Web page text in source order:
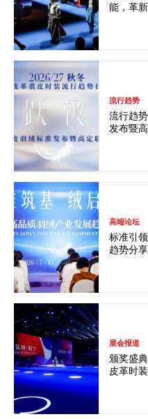
能，革
流行趋势
流行趋
发布暨
高端论坛
标准引
趋势分
展会报道
颁奖盛
皮革时